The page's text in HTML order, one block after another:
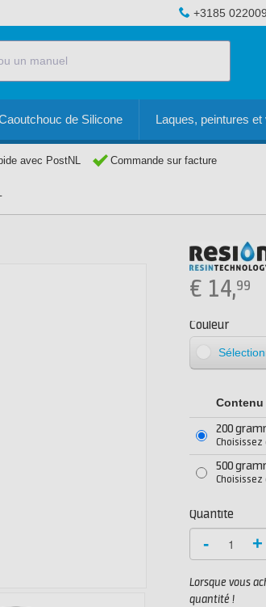
+3185
de Silicone Laques, peintures et
avec PostNL Commande sur facture
€ 14,99
Couleur
Contenu
200
500
Quantité
- +
Lorsque vous
quantité !